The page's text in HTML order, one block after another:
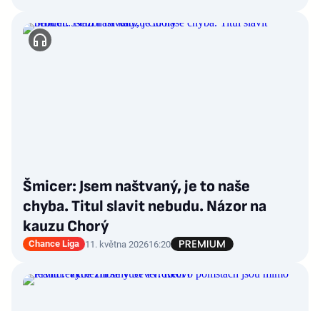
Šmicer: Jsem naštvaný, je to naše
chyba. Titul slavit nebudu. Názor na
kauzu Chorý
Chance Liga 11. května 202616:20